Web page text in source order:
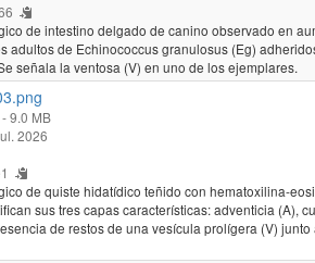
de intestino delgado de canino observado en
adultos de Echinococcus granulosus (Eg)
señala la ventosa (V) en uno de los ejemplares.
9.0 MB
2026
de quiste hidatídico teñido con hematoxilina-
sus tres capas características: adventicia (A),
de restos de una vesícula prolígera (V)